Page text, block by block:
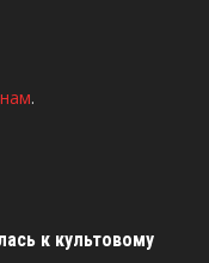
.
к культовому